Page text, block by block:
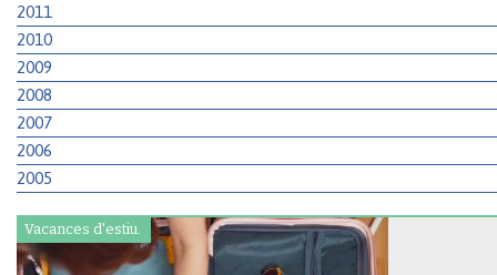
2011
2010
2009
2008
2007
2006
2005
Vacances d'estiu.